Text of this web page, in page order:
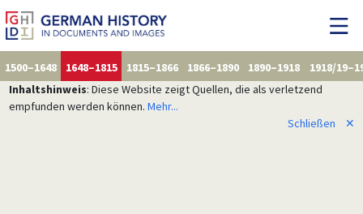
1500–1648 1648–1815 1815–1866 1866–1890 1890–1918
1918/
Inhaltshinweis: Diese Website zeigt Quellen, die als verletzend
empfunden werden können. Mehr...
Schließen
✕